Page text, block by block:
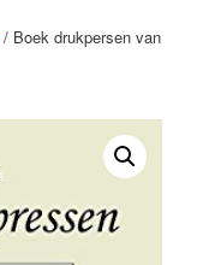
/ Boek drukpersen van